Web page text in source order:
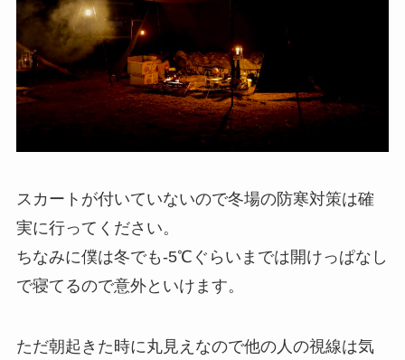
スカートが付いていないので冬場の防寒対策は確
実に行ってください。
ちなみに僕は冬でも-5℃ぐらいまでは開けっぱなし
で寝てるので意外といけます。
ただ朝起きた時に丸見えなので他の人の視線は気